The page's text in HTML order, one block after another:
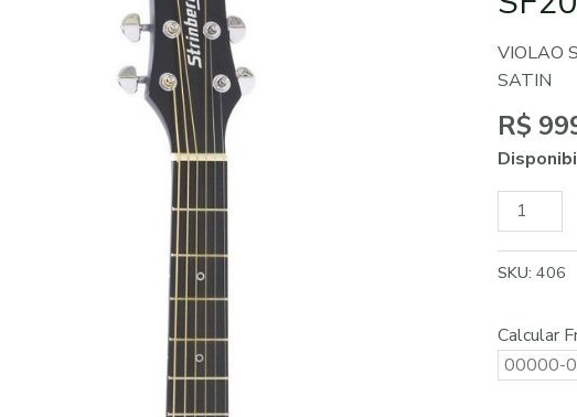
VIOLAO
SATIN
R$
TOS
TOBACCO
SATIN
SKU:406
Calcular